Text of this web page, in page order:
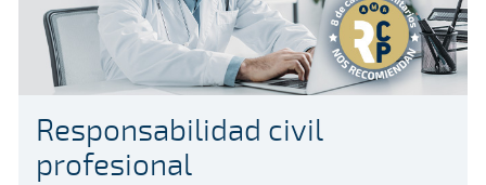
Responsabilidad civil
profesional